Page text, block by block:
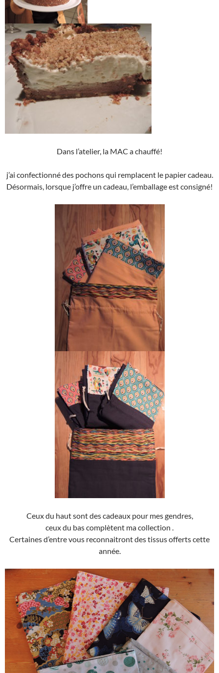
Dans l’atelier, la MAC a chauffé!
j’ai confectionné des pochons qui remplacent le papier cadeau.
Désormais, lorsque j’offre un cadeau, l’emballage est consigné!
Ceux du haut sont des cadeaux pour mes gendres,
ceux du bas complètent ma collection .
Certaines d’entre vous reconnaitront des tissus offerts cette
année.